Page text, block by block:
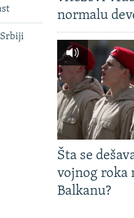
Srbiji
normalu
Šta se
vojnog roka
Balkanu?